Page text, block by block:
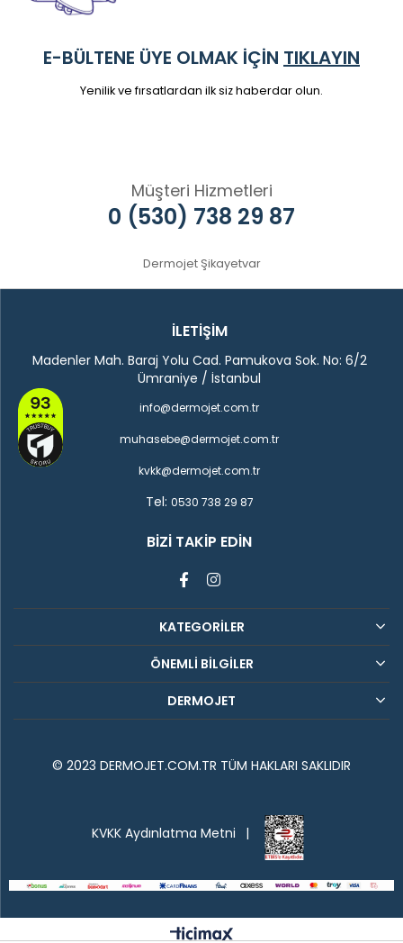
E-BÜLTENE ÜYE OLMAK İÇİN TIKLAYIN
Yenilik ve fırsatlardan ilk siz haberdar olun.
Müşteri Hizmetleri
0 (530) 738 29 87
Dermojet Şikayetvar
İLETİŞİM
Madenler Mah. Baraj Yolu Cad. Pamukova Sok. No: 6/2
Ümraniye / İstanbul
info@dermojet.com.tr
muhasebe@dermojet.com.tr
kvkk@dermojet.com.tr
Tel: 0530 738 29 87
BIZI TAKIP EDIN
KATEGORİLER
ÖNEMLİ BİLGİLER
DERMOJET
© 2023 DERMOJET.COM.TR TÜM HAKLARI SAKLIDIR
KVKK Aydınlatma Metni